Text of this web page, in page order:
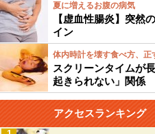
夏に増えるお腹の病気
【虚血性腸炎】突然
イン
体内時計を壊す食べ方、正
スクリーンタイムが
起きられない」関係
アクセスランキング